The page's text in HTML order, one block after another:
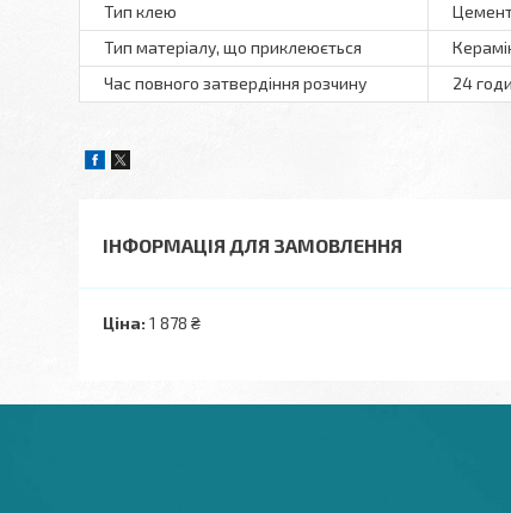
Тип клею
Тип матеріалу, що приклеюється
Час повного затвердіння розчину
24
ІНФОРМАЦІЯ ДЛЯ ЗАМОВЛЕННЯ
Ціна: 1 878 ₴